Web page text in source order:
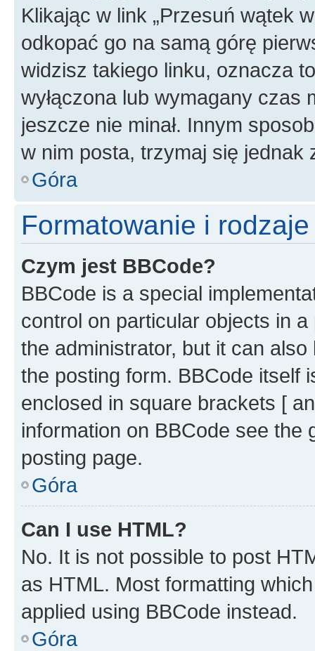
Klikając w link „Przesuń wątek
odkopać go na samą górę
widzisz takiego linku, oznacza
wyłączona lub wymagany czas
jeszcze nie minał. Innym
w nim posta, trzymaj się jednak
Góra
Formatowanie i
Czym jest BBCode?
BBCode is a special
control on particular objects in
the administrator, but it can
the posting form. BBCode itself
enclosed in square brackets [
information on BBCode see
posting page.
Góra
Can I use HTML?
No. It is not possible to post
as HTML. Most formatting
applied using BBCode instead.
Góra